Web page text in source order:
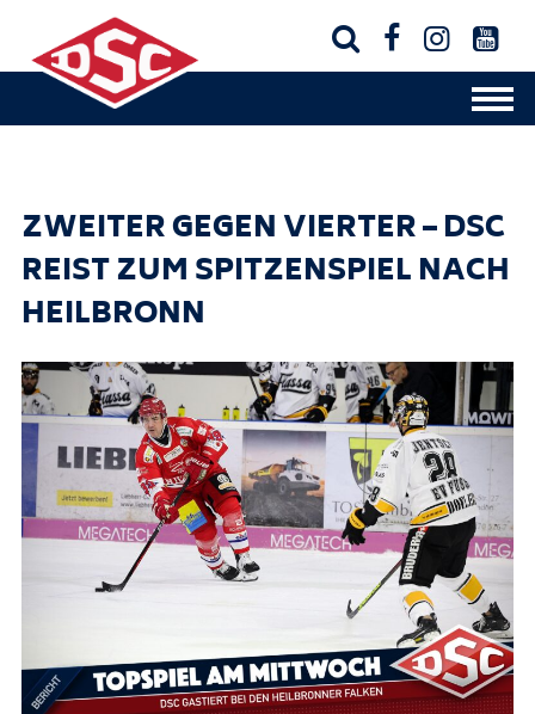
   
ZWEITER GEGEN VIERTER – DSC
REIST ZUM SPITZENSPIEL NACH
HEILBRONN